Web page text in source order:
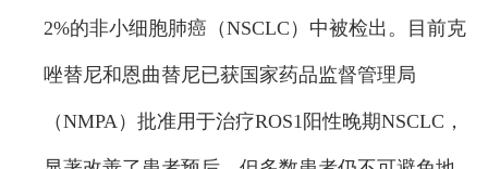
2%的非小细胞肺癌（NSCLC）中被检出。目前克
唑替尼和恩曲替尼已获国家药品监督管理局
（NMPA）批准用于治疗ROS1阳性晚期NSCLC，